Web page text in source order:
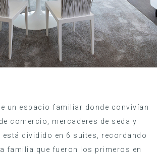
un espacio familiar donde convivían
comercio, mercaderes de seda y
dividido en 6 suites, recordando
familia que fueron los primeros en